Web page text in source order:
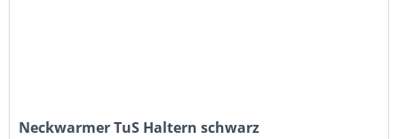
Neckwarmer TuS Haltern schwarz